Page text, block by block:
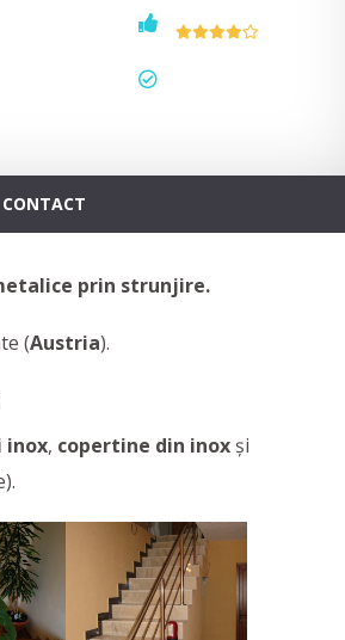
CONTACT
prin strunjire.
(Austria).
inox, copertine din inox și